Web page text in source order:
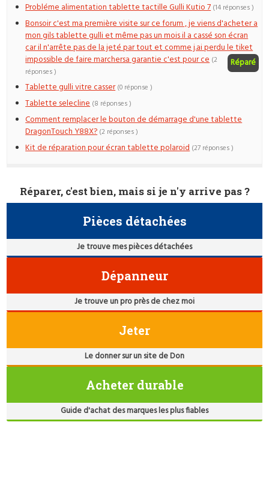
Probléme alimentation tablette tactille Gulli Kutio 7 (14 réponses )
Bonsoir c'est ma première visite sur ce forum , je viens d'acheter a
mon gils tablette gulli et même pas un mois il a cassé son écran
car il n'arrête pas de la jeté par tout et comme j.ai perdu le tiket
impossible de faire marchersa garantie c'est pour ce
Réparé
(2
réponses )
Tablette gulli vitre casser (0 réponse )
Tablette selecline (8 réponses )
Comment remplacer le bouton de démarrage d'une tablette
DragonTouch Y88X? (2 réponses )
Kit de réparation pour écran tablette polaroid (27 réponses )
Réparer, c'est bien, mais si je n'y arrive pas ?
Pièces détachées
Je trouve mes pièces détachées
Dépanneur
Je trouve un pro près de chez moi
Jeter
Le donner sur un site de Don
Acheter durable
Guide d'achat des marques les plus fiables